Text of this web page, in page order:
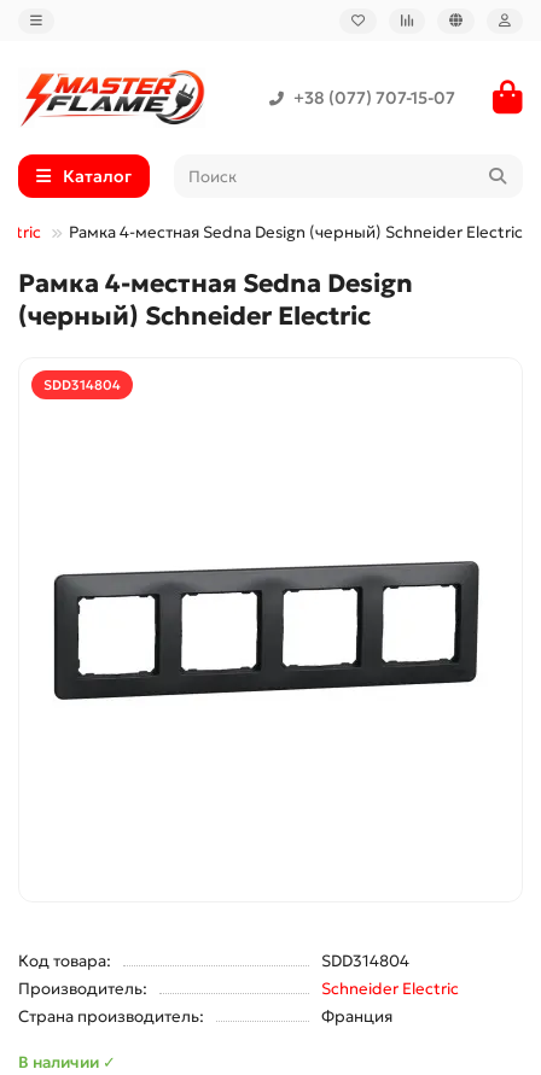
+38 (077) 707-15-07
Каталог
Рамка 4-местная Sedna Design (черный) Schneider Electric
Рамка 4-местная Sedna Design
(черный) Schneider Electric
SDD314804
Код товара:
SDD314804
Производитель:
Schneider Electric
Страна производитель:
Франция
В наличии ✓